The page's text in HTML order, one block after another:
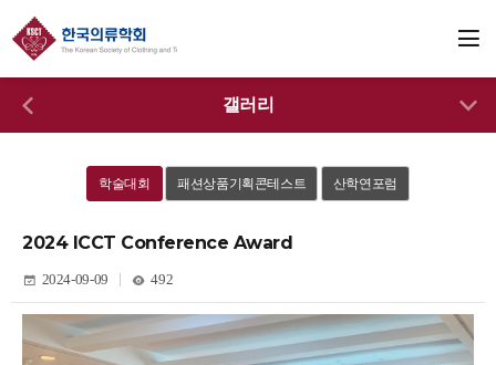
갤러리
학술대회 패션상품기획콘테스트 산학연포럼
2024 ICCT Conference Award
2024-09-09 492